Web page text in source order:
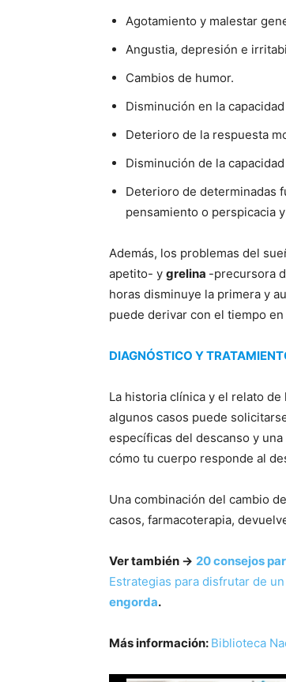
Agotamiento y malestar
Angustia, depresión e
Cambios de humor.
Disminución en la
Deterioro de la respuesta
Disminución de la
Deterioro de determinadas
pensamiento o perspicacia
Además, los problemas del
apetito- y grelina -precursora
horas disminuye la primera y
puede derivar con el tiempo
DIAGNÓSTICO Y
La historia clínica y el relato
algunos casos puede
específicas del descanso y
cómo tu cuerpo responde al
Una combinación del cambio
casos, farmacoterapia,
Ver también → 20 consejos
Estrategias para disfrutar de
engorda.
Más información: Biblioteca